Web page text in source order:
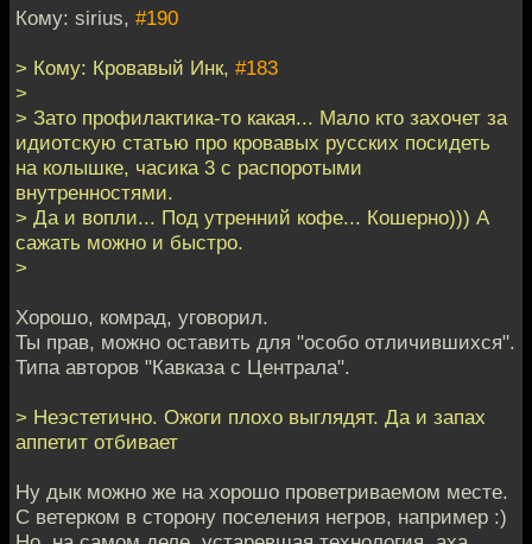
Кому: sirius, #190
> Кому: Кровавый Инк, #183
>
> Зато профилактика-то какая... Мало кто захочет за
идиотскую статью про кровавых русских посидеть
на колышке, часика 3 с распоротыми
внутренностями.
> Да и вопли... Под утренний кофе... Кошерно))) А
сажать можно и быстро.
>
Хорошо, комрад, уговорил.
Ты прав, можно оставить для "особо отличившихся".
Типа авторов "Кавказа с Централа".
> Неэстетично. Ожоги плохо выглядят. Да и запах
аппетит отбивает
Ну дык можно же на хорошо проветриваемом месте.
С ветерком в сторону поселения негров, например :)